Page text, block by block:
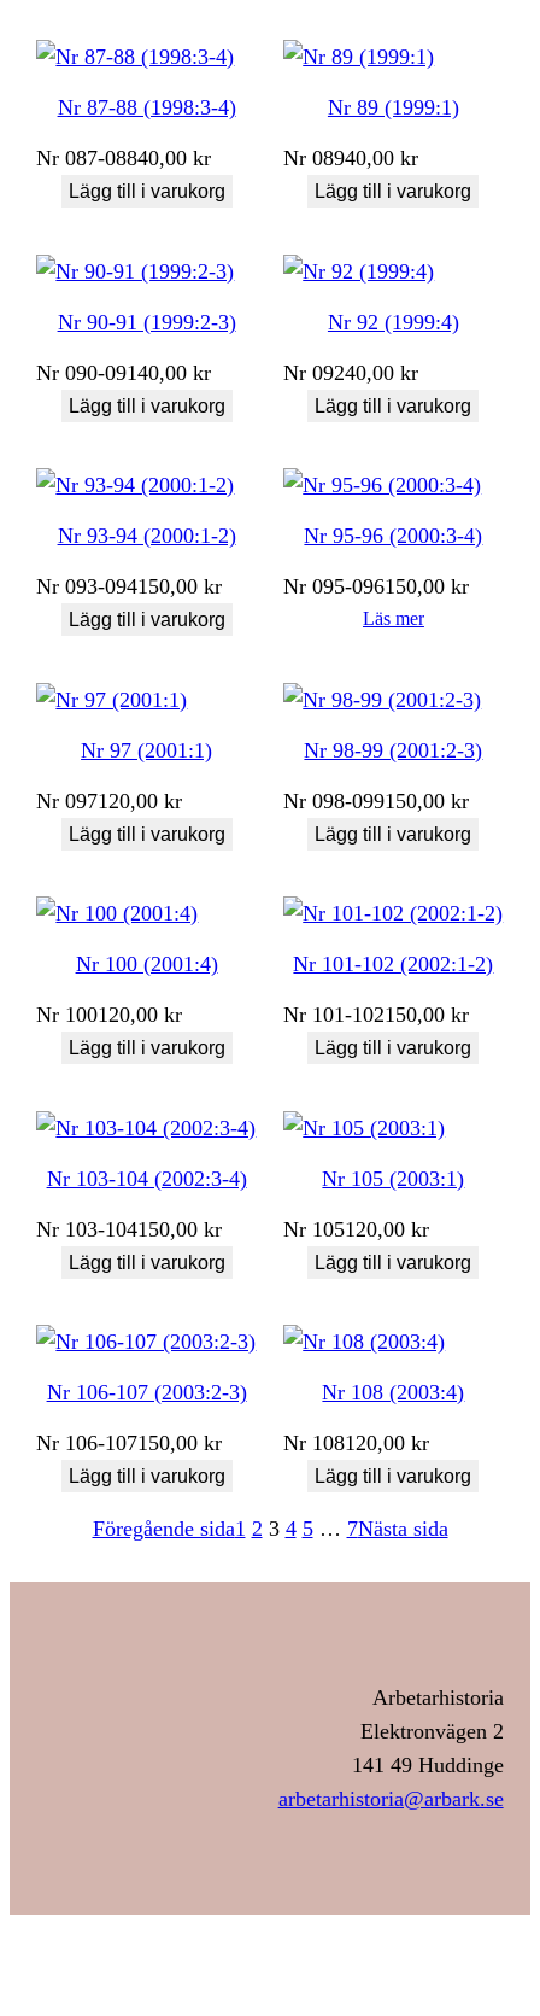
Nr 87-88 (1998:3-4)
Nr 087-08840,00kr
Lägg till i varukorg
Nr 89 (1999:1)
Nr 08940,00kr
Lägg till i varukorg
Nr 90-91 (1999:2-3)
Nr 090-09140,00kr
Lägg till i varukorg
Nr 92 (1999:4)
Nr 09240,00kr
Lägg till i varukorg
Nr 93-94 (2000:1-2)
Nr 093-094150,00kr
Lägg till i varukorg
Nr 95-96 (2000:3-4)
Nr 095-096150,00kr
Läs mer
Nr 97 (2001:1)
Nr 097120,00kr
Lägg till i varukorg
Nr 98-99 (2001:2-3)
Nr 098-099150,00kr
Lägg till i varukorg
Nr 100 (2001:4)
Nr 100120,00kr
Lägg till i varukorg
Nr 101-102 (2002:1-2)
Nr 101-102150,00kr
Lägg till i varukorg
Nr 103-104 (2002:3-4)
Nr 103-104150,00kr
Lägg till i varukorg
Nr 105 (2003:1)
Nr 105120,00kr
Lägg till i varukorg
Nr 106-107 (2003:2-3)
Nr 106-107150,00kr
Lägg till i varukorg
Nr 108 (2003:4)
Nr 108120,00kr
Lägg till i varukorg
Föregående sida1 2 3 4 5 … 7Nästa sida
Arbetarhistoria
Elektronvägen 2
141 49 Huddinge
arbetarhistoria@arbark.se